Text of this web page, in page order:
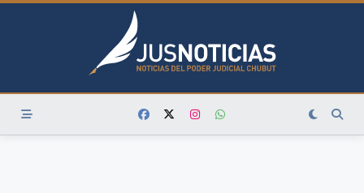
Skip